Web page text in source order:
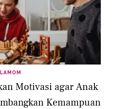
Motivasi agar Anak
Kemampuan